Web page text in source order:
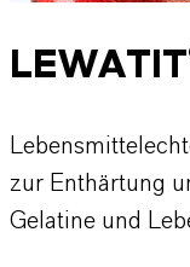
zur Enthärtung
Gelatine und